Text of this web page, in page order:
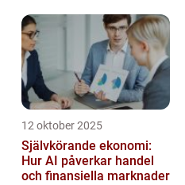
12 oktober 2025
Självkörande ekonomi:
Hur AI påverkar handel
och finansiella marknader